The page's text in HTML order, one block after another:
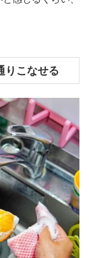
りこなせる